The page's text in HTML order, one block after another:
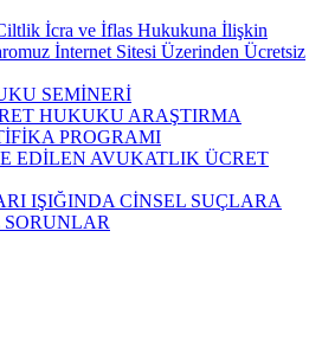
İcra ve İflas Hukukuna İlişkin
İnternet Sitesi Üzerinden Ücretsiz
SEMİNERİ
HUKUKU ARAŞTIRMA
PROGRAMI
EDİLEN AVUKATLIK ÜCRET
IŞIĞINDA CİNSEL SUÇLARA